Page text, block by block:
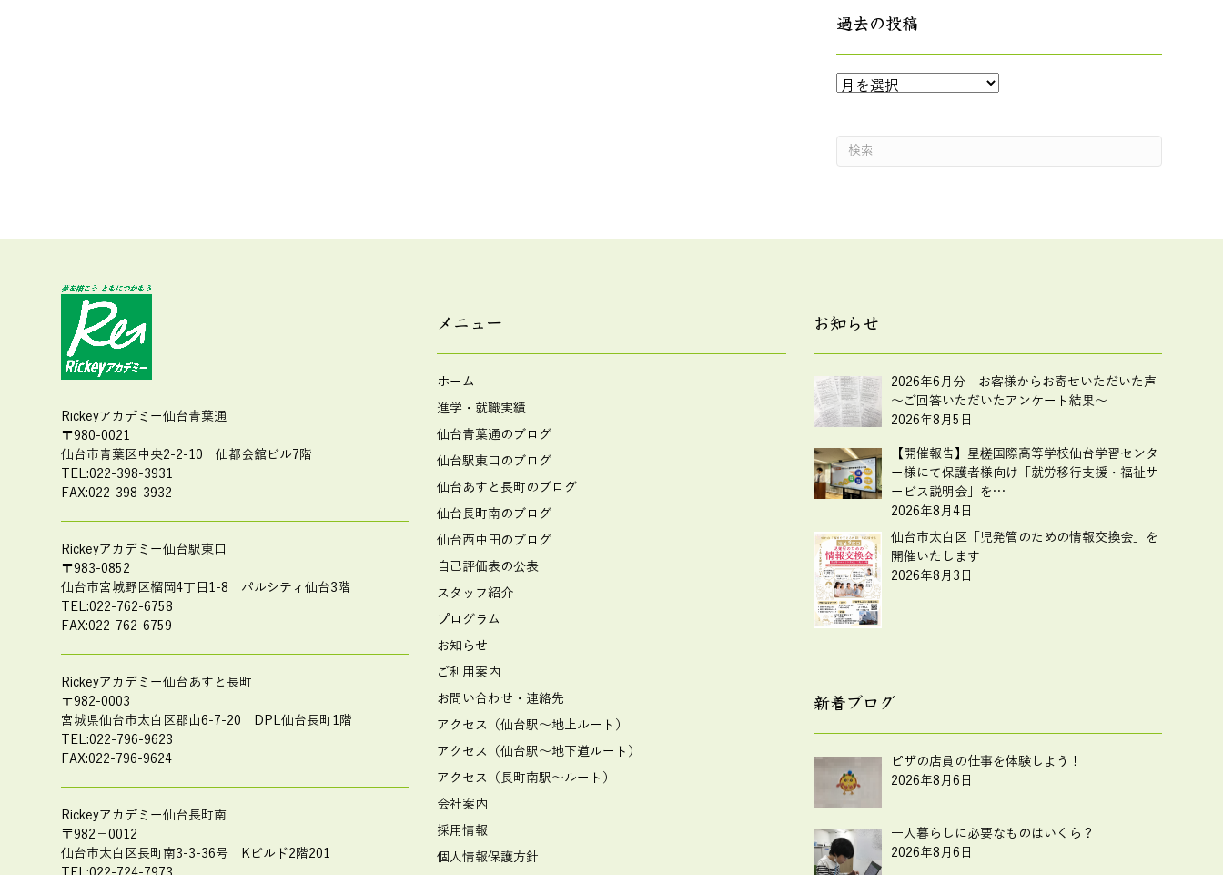
過去の投稿
過
の
投
Rickeyアカデミー仙台青葉通
〒980-0021
仙台市青葉区中央2-2-10仙都会舘ビル7階
TEL:022-398-3931
FAX:022-398-3932
Rickeyアカデミー仙台駅東口
〒983-0852
仙台市宮城野区榴岡4丁目1-8 パルシティ仙台3階
TEL:022-762-6758
FAX:022-762-6759
Rickeyアカデミー仙台あすと長町
〒982-0003
宮城県仙台市太白区郡山6-7-20
DPL仙台長町1階
TEL:022-796-9623
FAX:022-796-9624
Rickeyアカデミー仙台長町南
〒982－0012
仙台市太白区長町南3-3-36号
Kビルド2階201
メニュー
ホーム
進学・就職実績
仙台青葉通のブログ
仙台駅東口のブログ
仙台あすと長町のブログ
仙台長町南のブログ
仙台西中田のブログ
自己評価表の公表
スタッフ紹介
プログラム
お知らせ
ご利用案内
お問い合わせ・連絡先
アクセス（仙台駅～地上ルート）
アクセス（仙台駅～地下道ルート）
アクセス（長町南駅～ルート）
会社案内
採用情報
個人情報保護方針
お知らせ
2026年6月分 お客様からお寄せいただいた声
～ご回答いただいたアンケート結果～
2026年8月5日
【開催報告】星槎国際高等学校仙台学習センタ
ー様にて保護者様向け「就労移行支援・福祉サ
ービス説明会」を…
2026年8月4日
仙台市太白区「児発管のための情報交換会」を
開催いたします
2026年8月3日
新着ブログ
ピザの店員の仕事を体験しよう！
2026年8月6日
一人暮らしに必要なものはいくら？
2026年8月6日